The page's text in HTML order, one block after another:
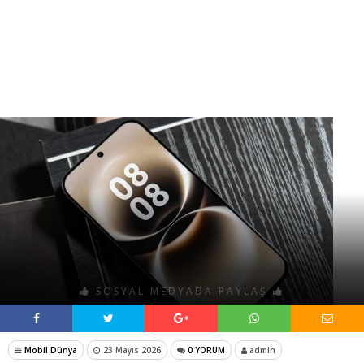
SOSYAL MEDYADA PAYLAŞ
Mobil Dünya 23 Mayıs 2026 0 YORUM admin